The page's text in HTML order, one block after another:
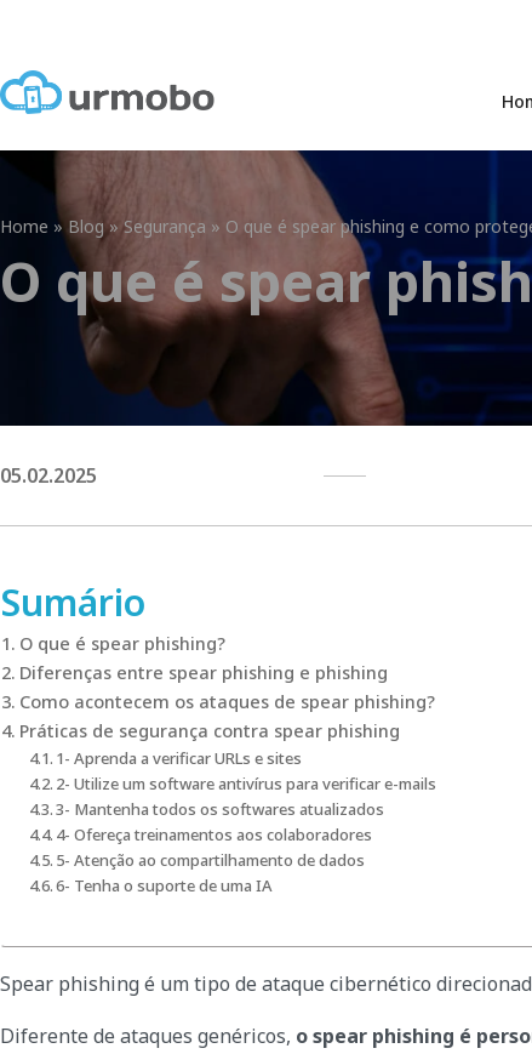
Home » Blog»Segurança » O que é spear phishing e como
O que é spear
05.02.2025
Sumário
O que é spear phishing?
Diferenças entre spear phishing e phishing
Como acontecem os ataques de spear phishing?
Práticas de segurança contra spear phishing
1- Aprenda a verificar URLs e sites
2- Utilize um software antivírus para verificar e-mails
3- Mantenha todos os softwares atualizados
4- Ofereça treinamentos aos colaboradores
5- Atenção ao compartilhamento de dados
6- Tenha o suporte de uma IA
Spear phishing é um tipo de ataque cibernético
Diferente de ataques genéricos, o spear phishing é